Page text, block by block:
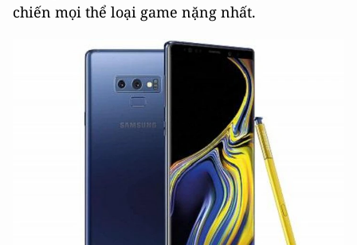
chiến mọi thể loại game nặng nhất.